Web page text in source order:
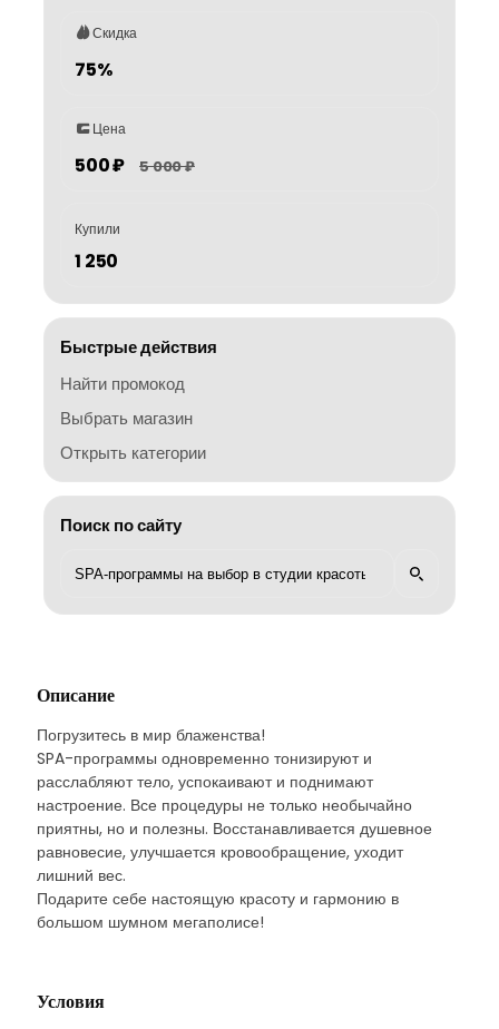
Скидка
75%
Цена
500 ₽ 5 000 ₽
Купили
1 250
Быстрые действия
Найти промокод
Выбрать магазин
Открыть категории
Поиск по сайту
Описание
Погрузитесь в мир блаженства!
SPA-программы одновременно тонизируют и
расслабляют тело, успокаивают и поднимают
настроение. Все процедуры не только необычайно
приятны, но и полезны. Восстанавливается душевное
равновесие, улучшается кровообращение, уходит
лишний вес.
Подарите себе настоящую красоту и гармонию в
большом шумном мегаполисе!
Условия